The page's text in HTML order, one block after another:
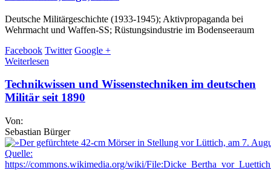
Deutsche Militärgeschichte (1933-1945); Aktivpropaganda bei
Wehrmacht und Waffen-SS; Rüstungsindustrie im Bodenseeraum
Facebook Twitter Google +
Weiterlesen
Technikwissen und Wissenstechniken im deutschen
Militär seit 1890
Von:
Sebastian Bürger